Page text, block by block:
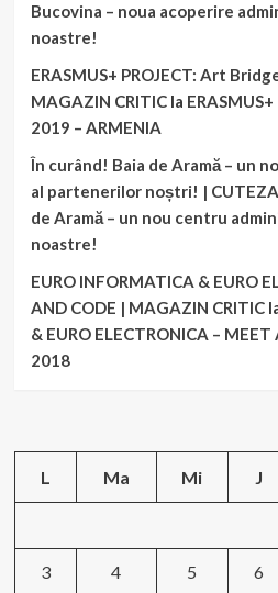
Bucovina – noua acoperire
noastre!
ERASMUS+ PROJECT: Art
MAGAZIN CRITICla
2019 – ARMENIA
În curând! Baia de Aramă – un
al partenerilor noștri! |
de Aramă – un nou centru
noastre!
EURO INFORMATICA & EURO
AND CODE | MAGAZIN CRITIC
& EURO ELECTRONICA –
2018
L Ma Mi J
3 4 5 6